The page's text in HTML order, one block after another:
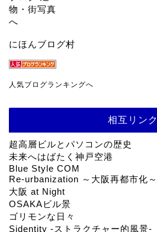
にほんブログ村
人気ブログランキングへ
相互リンク
超高層ビルとパソコンの歴史
未来へはばたく神戸空港
Blue Style COM
Re-urbanization ～大阪再都市化～
大阪 at Night
OSAKAビル景
ゴリモンな日々
Sidentity -ストラクチャー的風景-